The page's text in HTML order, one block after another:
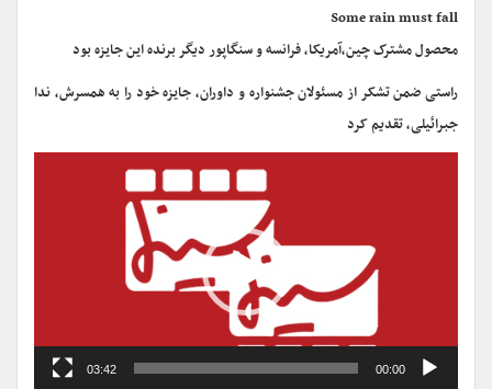
Some rain must fall
محصول مشترک چین،آمریکا، فرانسه و سنگاپور دیگر برنده این جایزه بود
راستی ضمن تشکر از مسئولان جشنواره و داوران، جایزه خود را به همسرش، ندا
جبرائیلی، تقدیم کرد
00:00
03:42